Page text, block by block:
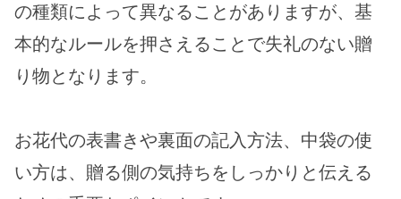
の種類によって異なることがありますが、基
本的なルールを押さえることで失礼のない贈
り物となります。
お花代の表書きや裏面の記入方法、中袋の使
い方は、贈る側の気持ちをしっかりと伝える